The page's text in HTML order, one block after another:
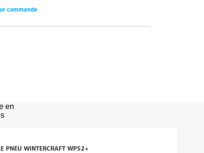
commande
en
PNEU WINTERCRAFT WP52+